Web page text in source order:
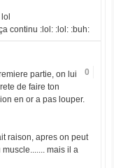
continu :lol: :lol: :buh:
0
partie, on lui
de faire ton
en or a pas louper.
raison, apres on peut
mais il a